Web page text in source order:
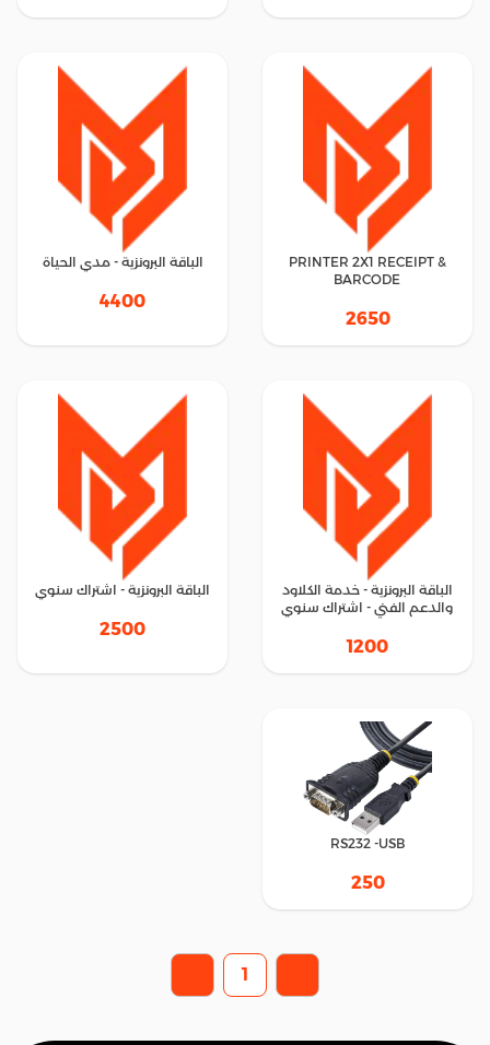
PRINTER 2X1 RECEIPT &
BARCODE
2650
الباقة البرونزية - مدي الحياة
4400
الباقة البرونزية - خدمة الكلاود
والدعم الفني - اشتراك سنوي
1200
الباقة البرونزية - اشتراك سنوي
2500
RS232 -USB
250
1